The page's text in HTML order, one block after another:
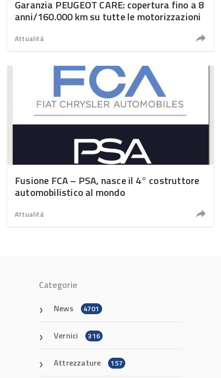
Garanzia PEUGEOT CARE: copertura fino a 8
anni/160.000 km su tutte le motorizzazioni
Attualità
Fusione FCA – PSA, nasce il 4° costruttore
automobilistico al mondo
Attualità
Categorie
News 4701
Vernici 316
Attrezzature 157